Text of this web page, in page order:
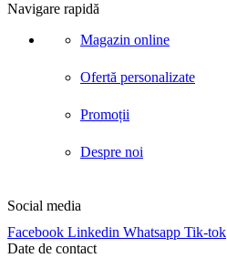
Navigare rapidă
Magazin online
Ofertă personalizate
Promoții
Despre noi
Social media
Facebook Linkedin Whatsapp Tik-tok
Date de contact